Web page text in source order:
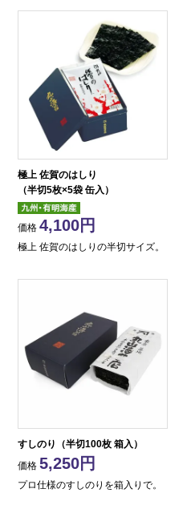
極上 佐賀のはしり
（半切5枚×5袋 缶入）
価格 4,100
極上 佐賀のはしりの半切サイズ。
すしのり（半切100枚 箱入）
価格 5,250
プロ仕様のすしのりを箱入りで。